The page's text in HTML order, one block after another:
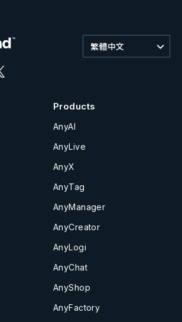
繁體中文
Products
AnyAI
AnyLive
AnyX
AnyTag
AnyManager
AnyCreator
AnyLogi
AnyChat
AnyShop
AnyFactory